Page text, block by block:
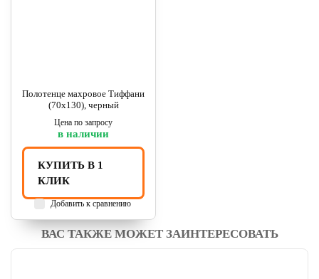
Полотенце махровое Тиффани
(70х130), черный
Цена по запросу
в наличии
КУПИТЬ В 1
КЛИК
Добавить к сравнению
ВАС ТАКЖЕ МОЖЕТ ЗАИНТЕРЕСОВАТЬ